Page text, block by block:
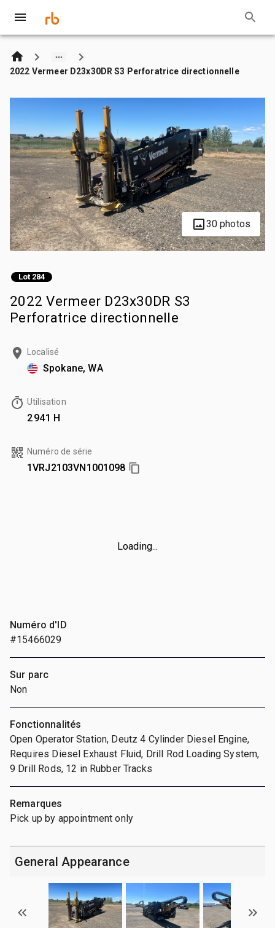
2022 Vermeer D23x30DR S3 Perforatrice directionnelle
30 photos
Lot 284
2022 Vermeer D23x30DR S3
Perforatrice directionnelle
Localisé
Spokane, WA
Utilisation
2 941 H
Numéro de série
1VRJ2103VN1001098
Loading...
Numéro d'ID
#15466029
Sur parc
Non
Fonctionnalités
Open Operator Station, Deutz 4 Cylinder Diesel Engine,
Requires Diesel Exhaust Fluid, Drill Rod Loading System,
9 Drill Rods, 12 in Rubber Tracks
Remarques
Pick up by appointment only
General Appearance